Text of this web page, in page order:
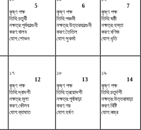
5
কৃষ্ণ পক্ষ
তিথি:চতুর্থী
নক্ষত্র:পূর্বফাল্গুনী
করণ:বালব
যোগ:শোভন
6
কৃষ্ণ পক্ষ
তিথি:পঞ্চমী
নক্ষত্র:উত্তরফাল্গুনী
করণ:তৈতিল
যোগ:সুকর্মা
7
কৃষ্ণ পক্ষ
তিথি:ষষ্ঠী
নক্ষত্র:হস্তা
করণ:বণিজ
যোগ:ধৃতি
১৭
12
কৃষ্ণ পক্ষ
তিথি:দ্বাদশী
নক্ষত্র:মূলা
করণ:কৌলব
যোগ:ব্যাঘাত
১৮
13
কৃষ্ণ পক্ষ
তিথি:ত্রয়োদশী
নক্ষত্র:পূর্বাষাঢ়া
করণ:গর
যোগ:হর্ষণ
১৯
14
কৃষ্ণ পক্ষ
তিথি:চতুর্দশী
নক্ষত্র:উত্তরাষাঢ়া
করণ:বিষ্টি
যোগ:বজ্র